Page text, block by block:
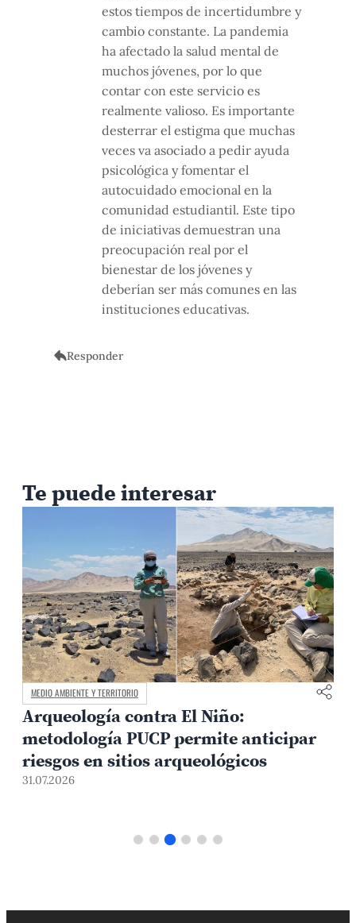
estos tiempos de incertidumbre y
cambio constante. La pandemia
ha afectado la salud mental de
muchos jóvenes, por lo que
contar con este servicio es
realmente valioso. Es importante
desterrar el estigma que muchas
veces va asociado a pedir ayuda
psicológica y fomentar el
autocuidado emocional en la
comunidad estudiantil. Este tipo
de iniciativas demuestran una
preocupación real por el
bienestar de los jóvenes y
deberían ser más comunes en las
instituciones educativas.
Responder
Te puede interesar
MEDIO AMBIENTE Y TERRITORIO
Arqueología contra El Niño:
metodología PUCP permite anticipar
riesgos en sitios arqueológicos
31.07.2026